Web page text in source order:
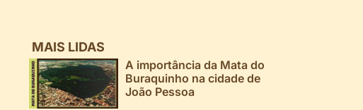
MAIS LIDAS
A importância da Mata do
Buraquinho na cidade de
João Pessoa